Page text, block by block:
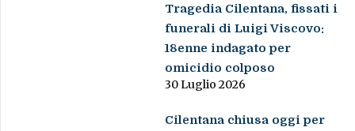
Tragedia Cilentana, fissati i
funerali di Luigi Viscovo:
18enne indagato per
omicidio colposo
30 Luglio 2026
Cilentana chiusa oggi per